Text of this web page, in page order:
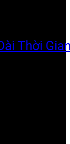
Thời